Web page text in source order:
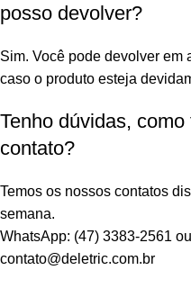
posso devolver?
Sim. Você pode devolver em
caso o produto esteja
Tenho dúvidas,
contato?
Temos os nossos contatos
semana.
WhatsApp: (47) 3383-2561
contato@deletric.com.br